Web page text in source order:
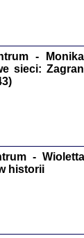
-
sieci:
-
historii